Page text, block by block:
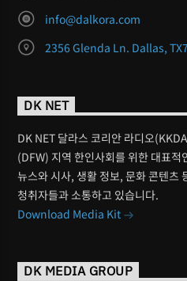
info@dalkora.com
2356 Glenda Ln. Dallas,
DK NET
DK NET 달라스 코리안 라디오
(DFW) 지역 한인사회를 위한 대표적
뉴스와 시사, 생활 정보, 문화 콘텐츠
청취자들과 소통하고 있습니다.
Download Media Kit
DK MEDIA GROUP